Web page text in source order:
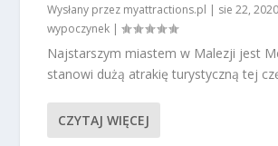
Wysłany przez myattractions.pl | sie 22, 2020
wypoczynek |
Najstarszym miastem w Malezji jest
stanowi dużą atrakię turystyczną tej
CZYTAJ WIĘCEJ